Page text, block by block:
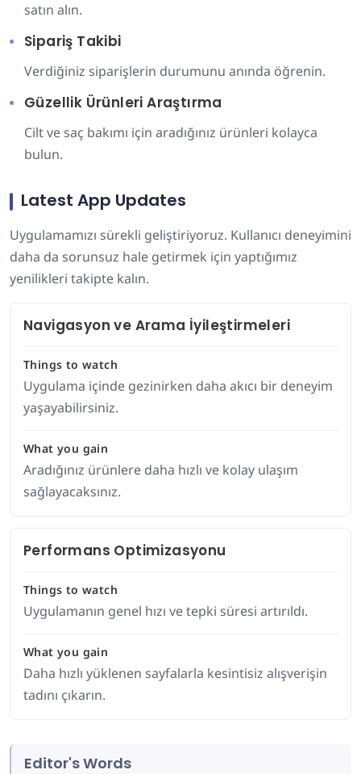
satın alın.
Sipariş Takibi
Verdiğiniz siparişlerin durumunu anında öğrenin.
Güzellik Ürünleri Araştırma
Cilt ve saç bakımı için aradığınız ürünleri kolayca
bulun.
Latest App Updates
Uygulamamızı sürekli geliştiriyoruz. Kullanıcı deneyimini
daha da sorunsuz hale getirmek için yaptığımız
yenilikleri takipte kalın.
Navigasyon ve Arama İyileştirmeleri
Things to watch
Uygulama içinde gezinirken daha akıcı bir deneyim
yaşayabilirsiniz.
What you gain
Aradığınız ürünlere daha hızlı ve kolay ulaşım
sağlayacaksınız.
Performans Optimizasyonu
Things to watch
Uygulamanın genel hızı ve tepki süresi artırıldı.
What you gain
Daha hızlı yüklenen sayfalarla kesintisiz alışverişin
tadını çıkarın.
Editor's Words